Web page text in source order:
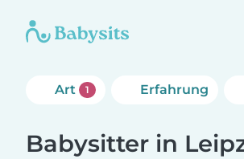
Art 1 Erfahrung
Babysitter in